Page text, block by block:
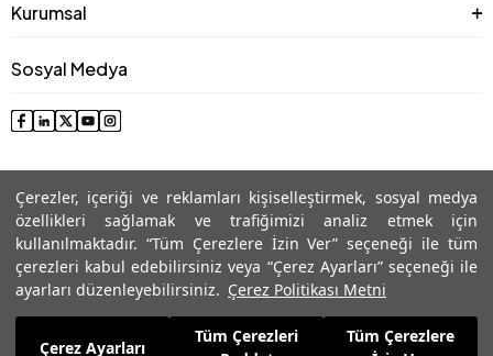
Çerezler, içeriği ve reklamları kişiselleştirmek, sosyal medya
özellikleri sağlamak ve trafiğimizi analiz etmek için
kullanılmaktadır. “Tüm Çerezlere İzin Ver” seçeneği ile tüm
çerezleri kabul edebilirsiniz veya “Çerez Ayarları” seçeneği ile
ayarları düzenleyebilirsiniz. Çerez Politikası Metni
Çerez Ayarları
Tüm Çerezleri
Tüm Çerezlere
8.189,99TL
Kurumsal
Sosyal Medya
© 2025 Roman® Tüm Hakları Saklıdır, İzinsiz kullanılamaz